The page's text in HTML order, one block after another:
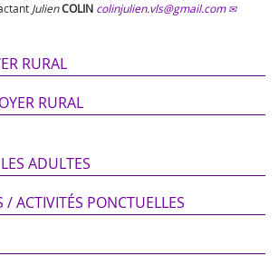
JulienCOLIN colinjulien.vls@gmail.com
RURAL
RURAL
ADULTES
/ ACTIVITÉS PONCTUELLES